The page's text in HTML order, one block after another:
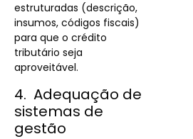
estruturadas (descrição,
insumos, códigos fiscais)
para que o crédito
tributário seja
aproveitável.
4. Adequação de
sistemas de
gestão